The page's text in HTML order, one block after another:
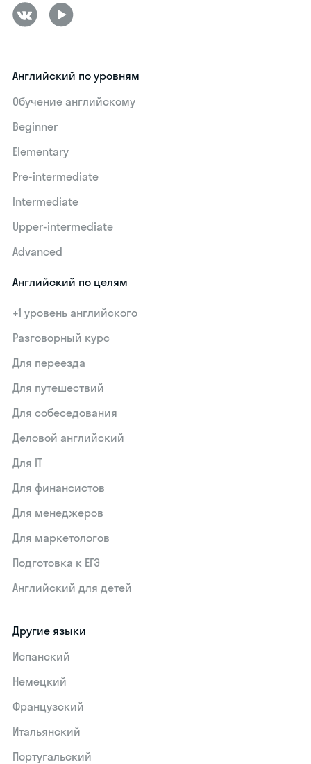
Английский по уровням
Обучение английскому
Beginner
Elementary
Pre-intermediate
Intermediate
Upper-intermediate
Advanced
Английский по целям
+1 уровень английского
Разговорный курс
Для переезда
Для путешествий
Для собеседования
Деловой английский
Для IT
Для финансистов
Для менеджеров
Для маркетологов
Подготовка к ЕГЭ
Английский для детей
Другие языки
Испанский
Немецкий
Французский
Итальянский
Португальский